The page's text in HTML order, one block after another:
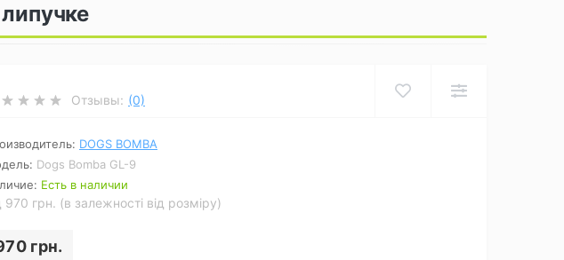
Отзывы: (0)
DOGS BOMBA
Dogs Bomba GL-9
Есть в наличии
970 грн. (в залежності від розміру)
грн.